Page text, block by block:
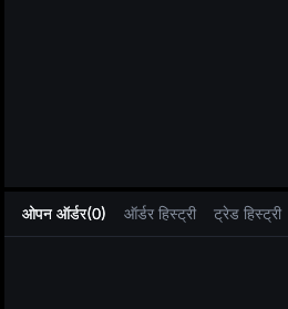
ओपन ऑर्डर(0) ऑर्डर हिस्ट्री ट्रेड हिस्ट्री